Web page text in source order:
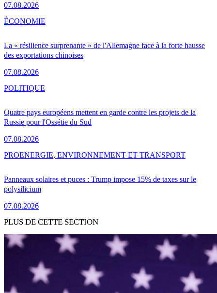
07.08.2026
La « résilience surprenante » de l'Allemagne face à la forte hausse
des exportations chinoises
07.08.2026
ÉCONOMIE
Quatre pays européens mettent en garde contre les projets de la
Russie pour l'Ossétie du Sud
07.08.2026
POLITIQUE
Panneaux solaires et puces : Trump impose 15% de taxes sur le
polysilicium
07.08.2026
PROENERGIE, ENVIRONNEMENT ET TRANSPORT
PLUS DE CETTE SECTION